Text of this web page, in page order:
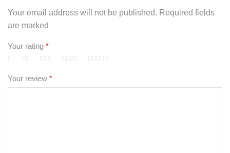
Your email address will not be published. Required fields
are marked
Your rating *
Your review *